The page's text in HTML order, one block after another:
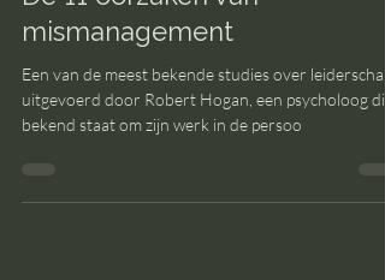
De 11 oorzaken van
mismanagement
Een van de meest bekende studies over leiderschap
uitgevoerd door Robert Hogan, een psycholoog die